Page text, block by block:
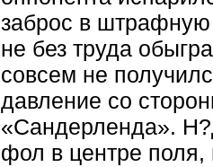
заброс в штрафную
не без труда
совсем не
давление со
«Сандерленда».
фол в центре поля,